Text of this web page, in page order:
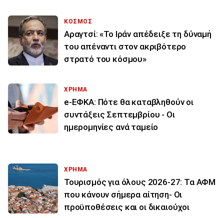
ΚΟΣΜΟΣ
Αραγτσί: «Το Ιράν απέδειξε τη δύναμή
του απέναντι στον ακριβότερο
στρατό του κόσμου»
ΧΡΗΜΑ
e-ΕΦΚΑ: Πότε θα καταβληθούν οι
συντάξεις Σεπτεμβρίου - Οι
ημερομηνίες ανά ταμείο
ΧΡΗΜΑ
Τουρισμός για όλους 2026-27: Τα ΑΦΜ
που κάνουν σήμερα αίτηση- Οι
προϋποθέσεις και οι δικαιούχοι